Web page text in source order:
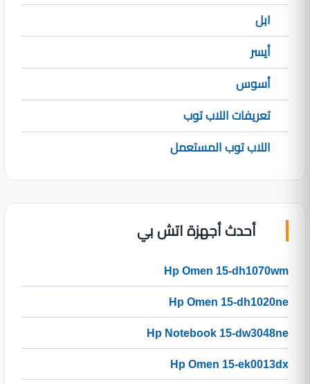
ابل
أيسر
أسوس
تعريفات اللاب توب
اللاب توب المستعمل
أحدث أجهزة اتش بي
Hp Omen 15-dh1070wm
Hp Omen 15-dh1020ne
Hp Notebook 15-dw3048ne
Hp Omen 15-ek0013dx